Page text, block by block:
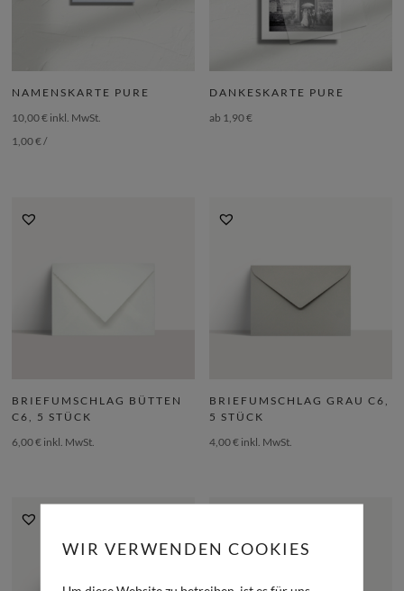
NAMENSKARTE PURE
10,00€ inkl. MwSt.
1,00€/
DANKESKARTE PURE
ab 1,90€
BRIEFUMSCHLAG BÜTTEN
C6, 5 STÜCK
6,00€ inkl. MwSt.
BRIEFUMSCHLAG GRAU C6,
5 STÜCK
4,00€ inkl. MwSt.
WIR VERWENDEN COOKIES